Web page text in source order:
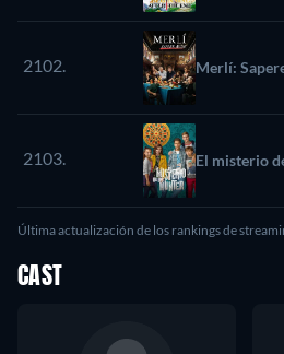
2102. Merlí:
2103. El misterio
Última actualización de los rankings de
CAST